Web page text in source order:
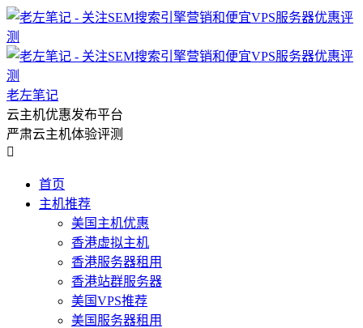
老左笔记
云主机优惠发布平台
严肃云主机体验评测

首页
主机推荐
美国主机优惠
香港虚拟主机
香港服务器租用
香港站群服务器
美国VPS推荐
美国服务器租用